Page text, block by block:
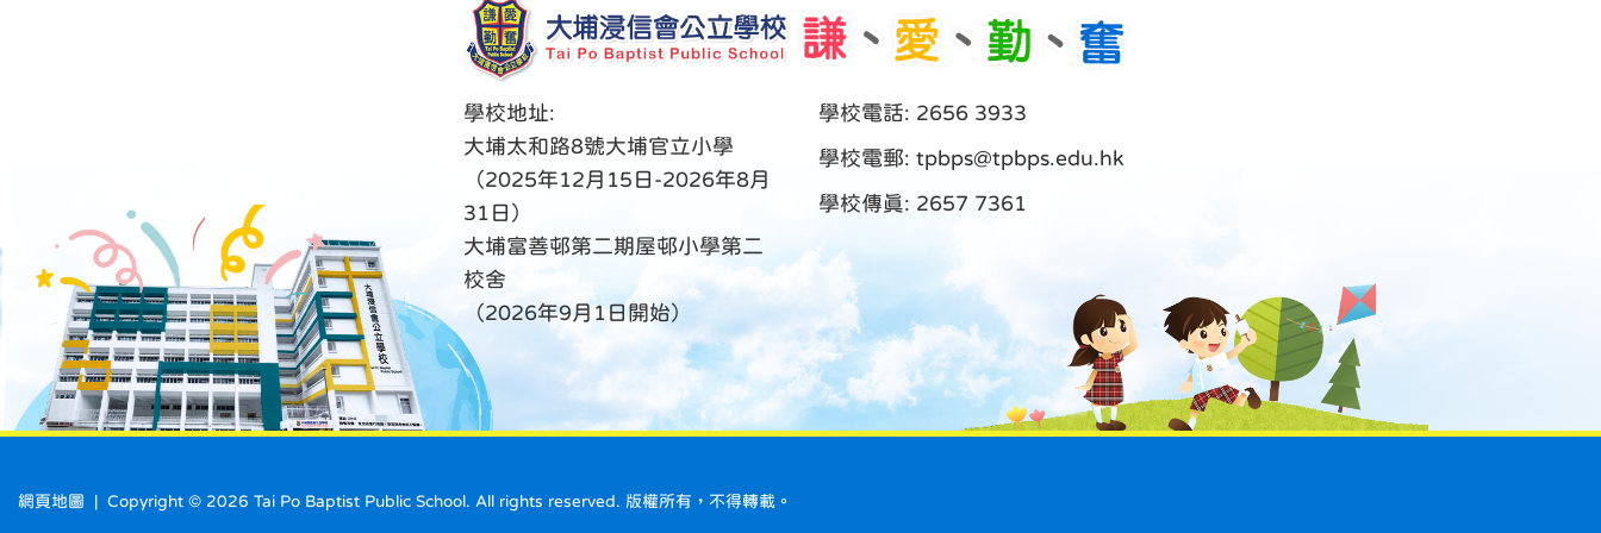
學校地址:
大埔太和路8號大埔官立小學
（2025年12月15日-2026年8月
31日）
大埔富善邨第二期屋邨小學第二
校舍
（2026年9月1日開始）
學校電話: 2656 3933
學校電郵: tpbps@tpbps.edu.hk
學校傳真: 2657 7361
網頁地圖 | Copyright © 2026 Tai Po Baptist Public School. All rights reserved. 版權所有，不得轉載。